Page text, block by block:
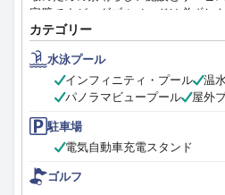
完璧ですが、ダブルベッドは必ずし
宿泊客は、この豪華なホテルに忘れ
持って帰ります。
カテゴリー
水泳プール
インフィニティ・プール
温
パノラマビュープール
屋外
駐車場
電気自動車充電スタンド
ゴルフ